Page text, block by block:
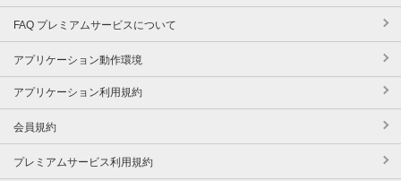
FAQ プレミアムサービスについて
アプリケーション動作環境
アプリケーション利用規約
会員規約
プレミアムサービス利用規約